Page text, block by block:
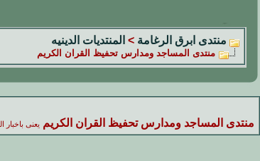
منتدى ابرق الرغامة > المنتديات الدينيه
منتدى المساجد ومدارس تحفيظ القران الكريم
منتدى المساجد ومدارس تحفيظ القران الكريم يعنى